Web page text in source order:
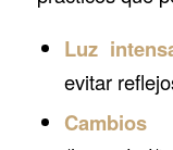
Luz
evitar